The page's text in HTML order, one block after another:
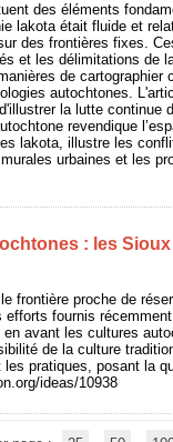
des éléments
lakota était fluide et
des frontières fixes.
et les délimitations de
de cartographier
autochtones.
la lutte continue
revendique
lakota, illustre les
urbaines et les
: les
frontière proche de
efforts fournis
avant les cultures
de la culture
pratiques, posant la
ideas/10938